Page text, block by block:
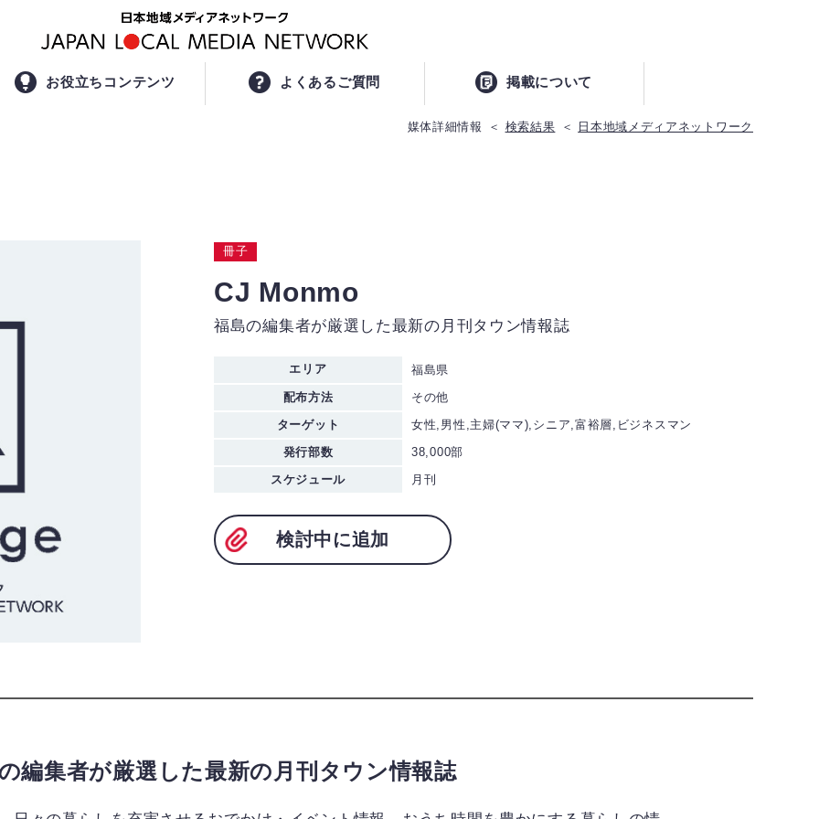
お役立ちコンテンツ よくあるご質問 掲載について
日本地域メディアネットワーク
検索結果
媒体詳細情報
冊子
CJ Monmo
福島の編集者が厳選した最新の月刊タウン情報誌
エリア 福島県
配布方法 その他
ターゲット 女性,男性,主婦(ママ),シニア,富裕層,ビジネスマン
発行部数 38,000部
スケジュール 月刊
検討中に追加
編集者が厳選した最新の月刊タウン情報誌